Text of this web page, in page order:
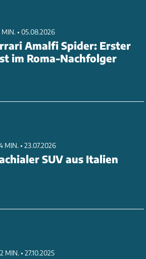
MIN. • 05.08.2026
Amalfi Spider: Erster
im Roma-Nachfolger
MIN. • 23.07.2026
SUV aus Italien
MIN. • 27.10.2025